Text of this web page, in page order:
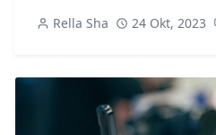
Rella Sha 24 Okt, 2023